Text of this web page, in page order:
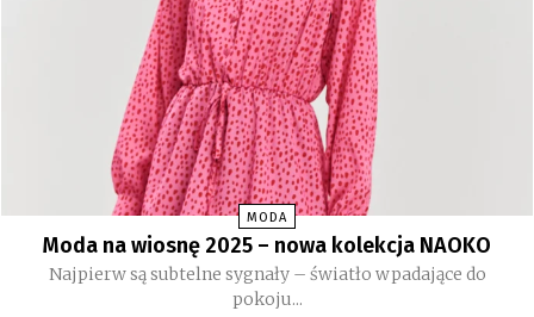
MODA
Moda na wiosnę 2025 – nowa kolekcja NAOKO
Najpierw są subtelne sygnały – światło wpadające do
pokoju...